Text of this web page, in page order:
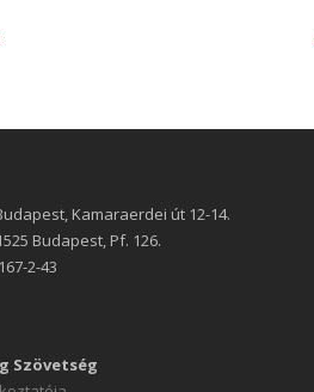
Kamaraerdei út 12-14.
Budapest, Pf. 126.
2-43
Szövetség